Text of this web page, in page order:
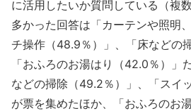
に活用したいか質問している（複
多かった回答は「カーテンや照明
チ操作（48.9％）」、「床などの
「おふろのお湯はり（42.0％）」
などの掃除（49.2％）」、「スイ
が票を集めたほか、「おふろのお